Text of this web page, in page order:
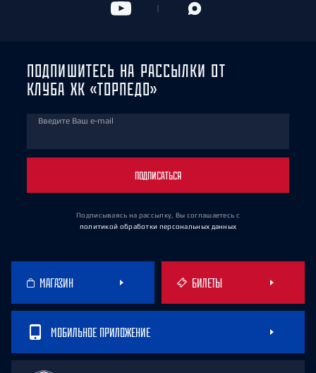
ПОДПИШИТЕСЬ НА РАССЫЛКИ ОТ
КЛУБА ХК «ТОРПЕДО»
Введите Ваш e-mail
ПОДПИСАТЬСЯ
Подписываясь на рассылку, Вы соглашаетесь с
политикой обработки персональных данных
МАГАЗИН БИЛЕТЫ
МОБИЛЬНОЕ ПРИЛОЖЕНИЕ